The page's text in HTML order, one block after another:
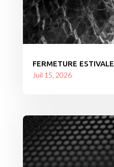
FERMETURE ESTIVALE
Juil 15, 2026